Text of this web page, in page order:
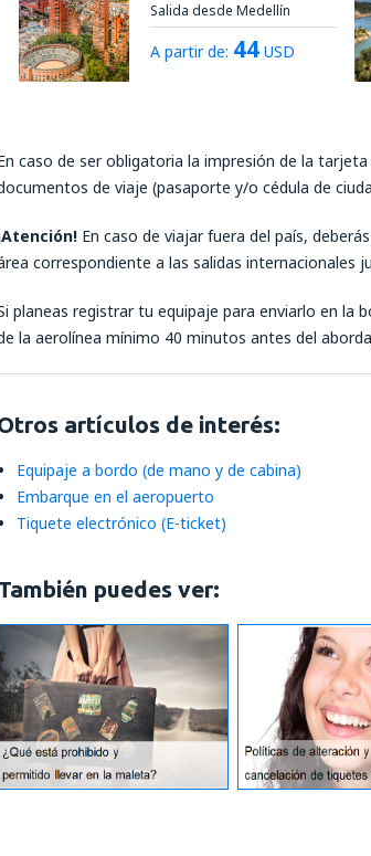
Salida desde Medellín
A partir de: 44 USD
caso de ser obligatoria la impresión de la
de viaje (pasaporte y/o cédula de
En caso de viajar fuera del país,
correspondiente a las salidas internacionales
planeas registrar tu equipaje para enviarlo en la
la aerolínea mínimo 40 minutos antes del
artículos de interés:
Equipaje a bordo (de mano y de cabina)
Embarque en el aeropuerto
Tiquete electrónico (E-ticket)
puedes ver: